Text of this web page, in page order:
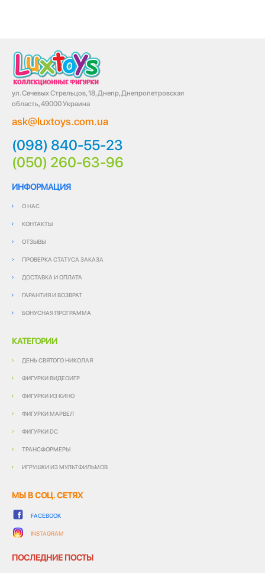
ул. Сечевых Стрельцов, 18, Днепр, Днепропетровская
область, 49000 Украина
ask@luxtoys.com.ua
(098) 840-55-23
(050) 260-63-96
ИНФОРМАЦИЯ
О НАС
КОНТАКТЫ
ОТЗЫВЫ
ПРОВЕРКА СТАТУСА ЗАКАЗА
ДОСТАВКА И ОПЛАТА
ГАРАНТИЯ И ВОЗВРАТ
БОНУСНАЯ ПРОГРАММА
КАТЕГОРИИ
ДЕНЬ СВЯТОГО НИКОЛАЯ
ФИГУРКИ ВИДЕОИГР
ФИГУРКИ ИЗ КИНО
ФИГУРКИ МАРВЕЛ
ФИГУРКИ DC
ТРАНСФОРМЕРЫ
ИГРУШКИ ИЗ МУЛЬТФИЛЬМОВ
МЫ В СОЦ. СЕТЯХ
FACEBOOK
INSTAGRAM
ПОСЛЕДНИЕ ПОСТЫ